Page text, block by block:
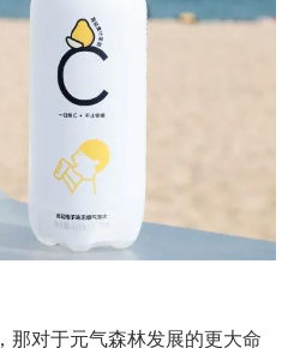
那对于元气森林发展的更大命